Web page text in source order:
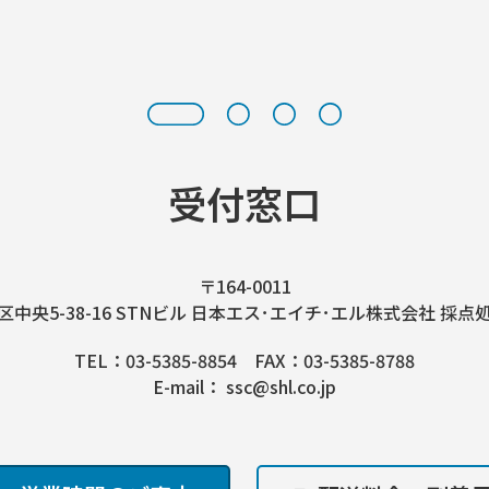
受付窓口
〒164-0011
中央5-38-16 STNビル 日本エス･エイチ･エル株式会社 採点
TEL：03-5385-8854 FAX：03-5385-8788
E-mail： ssc@shl.co.jp